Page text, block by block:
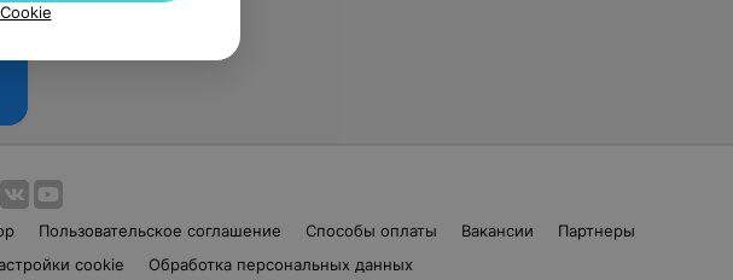
Пользовательское соглашение Способы оплаты Вакансии
Партнеры
cookie Обработка персональных данных